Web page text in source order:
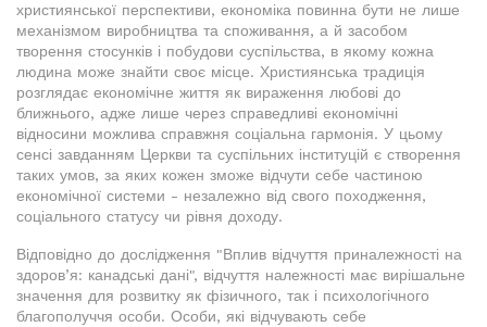
християнської перспективи, економіка повинна бути не лише
механізмом виробництва та споживання, а й засобом
творення стосунків і побудови суспільства, в якому кожна
людина може знайти своє місце. Християнська традиція
розглядає економічне життя як вираження любові до
ближнього, адже лише через справедливі економічні
відносини можлива справжня соціальна гармонія. У цьому
сенсі завданням Церкви та суспільних інституцій є створення
таких умов, за яких кожен зможе відчути себе частиною
економічної системи - незалежно від свого походження,
соціального статусу чи рівня доходу.
Відповідно до дослідження "Вплив відчуття приналежності на
здоров’я: канадські дані", відчуття належності має вирішальне
значення для розвитку як фізичного, так і психологічного
благополуччя особи. Особи, які відчувають себе